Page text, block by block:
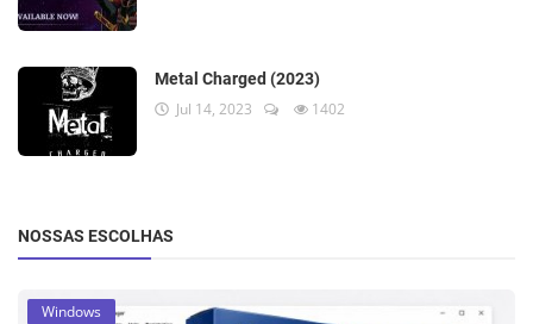
Metal Charged (2023)
Jul 14, 2023 1402
NOSSAS ESCOLHAS
Windows